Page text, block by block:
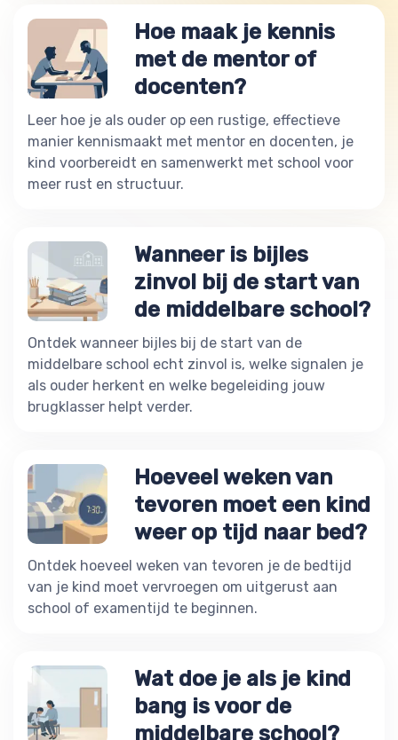
Hoe maak je kennis
met de mentor of
docenten?
Leer hoe je als ouder op een rustige, effectieve
manier kennismaakt met mentor en docenten, je
kind voorbereidt en samenwerkt met school voor
meer rust en structuur.
Wanneer is bijles
zinvol bij de start van
de middelbare school?
Ontdek wanneer bijles bij de start van de
middelbare school echt zinvol is, welke signalen je
als ouder herkent en welke begeleiding jouw
brugklasser helpt verder.
Hoeveel weken van
tevoren moet een kind
weer op tijd naar bed?
Ontdek hoeveel weken van tevoren je de bedtijd
van je kind moet vervroegen om uitgerust aan
school of examentijd te beginnen.
Wat doe je als je kind
bang is voor de
middelbare school?